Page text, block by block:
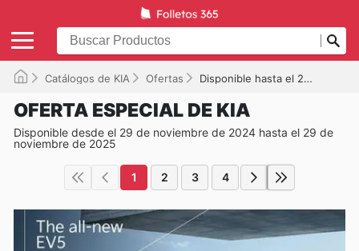
Catálogos de KIA Ofertas Disponible hasta el 29/11/2025
OFERTA ESPECIAL DE KIA
Disponible desde el 29 de noviembre de 2024 hasta el 29 de
noviembre de 2025
1 2 3 4